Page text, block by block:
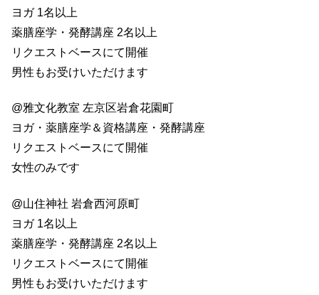
ヨガ 1名以上
薬膳座学・発酵講座 2名以上
リクエストベースにて開催
男性もお受けいただけます
@雅文化教室 左京区岩倉花園町
ヨガ・薬膳座学＆資格講座・発酵講座
リクエストベースにて開催
女性のみです
@山住神社 岩倉西河原町
ヨガ 1名以上
薬膳座学・発酵講座 2名以上
リクエストベースにて開催
男性もお受けいただけます